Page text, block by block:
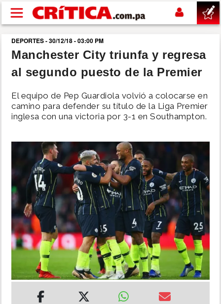
Pasar al contenido principal
buscar
SUCESOS
NACIONAL
DEPORTES
MUNDO
INSÓLITAS
MULTIMEDIA
IMPRESO
DEPORTES - 30/12/18 - 03:00 PM
Manchester City triunfa y regresa
al segundo puesto de la Premier
El equipo de Pep Guardiola volvió a colocarse en
camino para defender su título de la Liga Premier
inglesa con una victoria por 3-1 en Southampton.